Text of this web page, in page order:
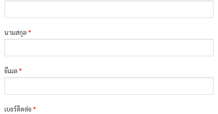
นามสกุล*
อีเมล*
เบอร์ติดต่อ*